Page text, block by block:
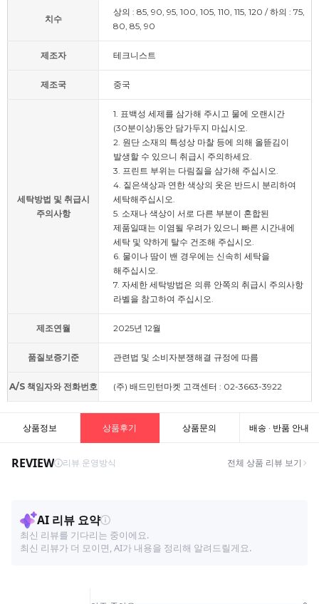
치수
상의 : 85, 90, 95, 100, 105, 110, 115, 120 / 하의 : 75,
80, 85, 90
제조자 테크니스트
제조국 중국
세탁방법 및 취급시
주의사항
1. 표백성 세제를 삼가해 주시고 물에 오랜시간
(30분이상)동안 담가두지 마십시오.
2. 원단 소재의 특성상 마찰 등에 의해 올뜯김이
발생할 수 있으니 취급시 주의하세요.
3. 프린트 부위는 다림질을 삼가해 주십시오.
4. 짙은색상과 연한 색상의 옷은 반드시 분리하여
세탁해주십시오.
5. 소재나 색상이 서로 다른 부분이 혼합된
제품일때는 이염될 우려가 있으니 빠른 시간내에
세탁 및 약하게 탈수 건조해 주십시오.
6. 물이나 땀이 밴 경우에는 신속히 세탁을
해주십시오.
7. 자세한 세탁방법은 의류 안쪽의 취급시 주의사항
라벨을 참고하여 주십시오.
제조연월 2025년 12월
품질보증기준 관련법 및 소비자분쟁해결 규정에 따름
A/S 책임자와 전화번호 (주) 배드민턴마켓 고객센터 : 02-3663-3922
상품정보 상품후기 상품문의 배송 · 반품 안내